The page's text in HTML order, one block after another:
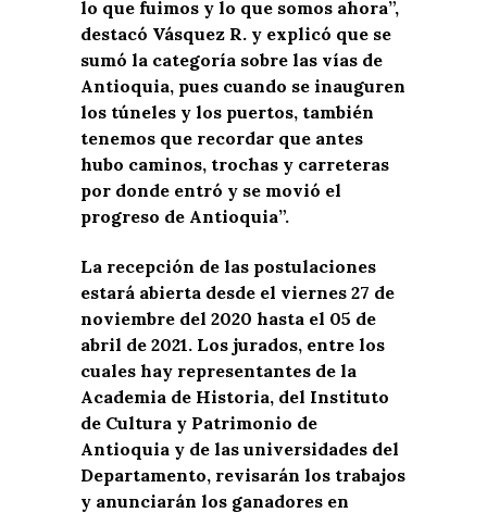
lo que fuimos y lo que somos ahora”,
destacó Vásquez R. y explicó que se
sumó la categoría sobre las vías de
Antioquia, pues cuando se inauguren
los túneles y los puertos, también
tenemos que recordar que antes
hubo caminos, trochas y carreteras
por donde entró y se movió el
progreso de Antioquia”.
La recepción de las postulaciones
estará abierta desde el viernes 27 de
noviembre del 2020 hasta el 05 de
abril de 2021. Los jurados, entre los
cuales hay representantes de la
Academia de Historia, del Instituto
de Cultura y Patrimonio de
Antioquia y de las universidades del
Departamento, revisarán los trabajos
y anunciarán los ganadores en